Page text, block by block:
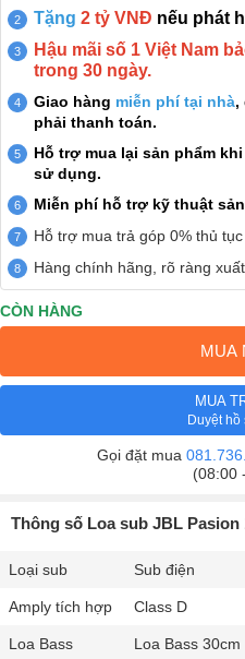
Tặng 2 tỷ VNĐ nếu phát
Hậu mãi số 1 Việt Nam
trong 30 ngày.
Giao hàng miễn phí tại nhà,
phải thanh toán.
Hỗ trợ mua lại sản phẩm
sử dụng.
Miễn phí hỗ trợ kỹ thuật
Hỗ trợ mua trả góp 0% thủ
Hàng chính hãng, rõ ràng
CÒN HÀNG
MUA
MUA
Duyệt
Gọi đặt mua
(08:00
Thông số Loa sub JBL Pasion
Loại sub Sub điện
Amply tích hợp Class D
Loa Bass Loa Bass 30cm